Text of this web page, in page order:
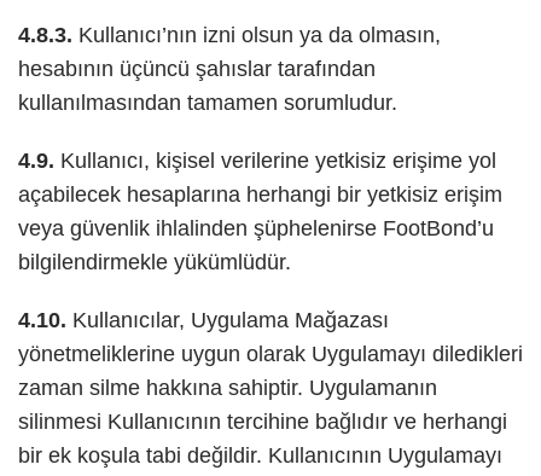
4.8.3. Kullanıcı’nın izni olsun ya da olmasın,
hesabının üçüncü şahıslar tarafından
kullanılmasından tamamen sorumludur.
4.9. Kullanıcı, kişisel verilerine yetkisiz erişime yol
açabilecek hesaplarına herhangi bir yetkisiz erişim
veya güvenlik ihlalinden şüphelenirse FootBond’u
bilgilendirmekle yükümlüdür.
4.10. Kullanıcılar, Uygulama Mağazası
yönetmeliklerine uygun olarak Uygulamayı diledikleri
zaman silme hakkına sahiptir. Uygulamanın
silinmesi Kullanıcının tercihine bağlıdır ve herhangi
bir ek koşula tabi değildir. Kullanıcının Uygulamayı